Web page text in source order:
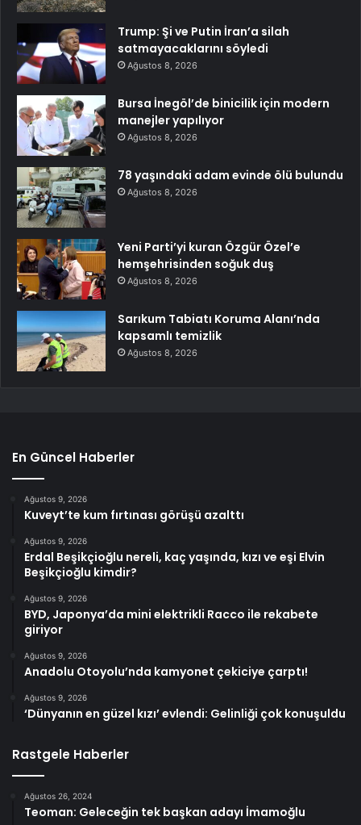
Trump: Şi ve Putin İran’a silah
satmayacaklarını söyledi
Ağustos 8, 2026
Bursa İnegöl’de binicilik için modern
manejler yapılıyor
Ağustos 8, 2026
78 yaşındaki adam evinde ölü bulundu
Ağustos 8, 2026
Yeni Parti’yi kuran Özgür Özel’e
hemşehrisinden soğuk duş
Ağustos 8, 2026
Sarıkum Tabiatı Koruma Alanı’nda
kapsamlı temizlik
Ağustos 8, 2026
En Güncel Haberler
Ağustos 9, 2026
Kuveyt’te kum fırtınası görüşü azalttı
Ağustos 9, 2026
Erdal Beşikçioğlu nereli, kaç yaşında, kızı ve eşi Elvin
Beşikçioğlu kimdir?
Ağustos 9, 2026
BYD, Japonya’da mini elektrikli Racco ile rekabete
giriyor
Ağustos 9, 2026
Anadolu Otoyolu’nda kamyonet çekiciye çarptı!
Ağustos 9, 2026
‘Dünyanın en güzel kızı’ evlendi: Gelinliği çok konuşuldu
Rastgele Haberler
Ağustos 26, 2024
Teoman: Geleceğin tek başkan adayı İmamoğlu